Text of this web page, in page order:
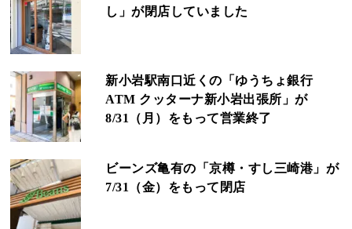
し」が閉店していました
新小岩駅南口近くの「ゆうちょ銀行
ATM クッターナ新小岩出張所」が
8/31（月）をもって営業終了
ビーンズ亀有の「京樽・すし三崎港」が
7/31（金）をもって閉店